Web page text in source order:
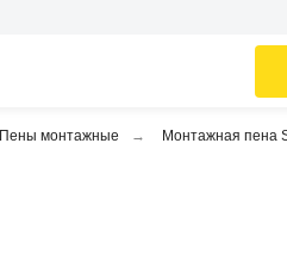
Пены монтажные → Монтажная пена